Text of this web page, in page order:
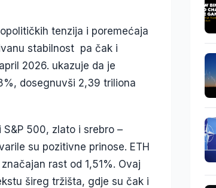
tenzija i poremećaja
stabilnost pa čak i
2026. ukazuje da je
dosegnuvši 2,39 triliona
500, zlato i srebro –
su pozitivne prinose. ETH
rast od 1,51%. Ovaj
šireg tržišta, gdje su čak i